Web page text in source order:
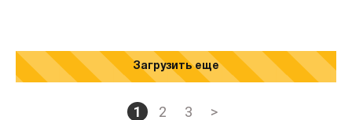
Загрузить еще
1 2 3 >